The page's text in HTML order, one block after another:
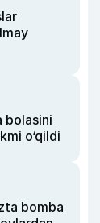
bolasini
o‘qildi
bomba